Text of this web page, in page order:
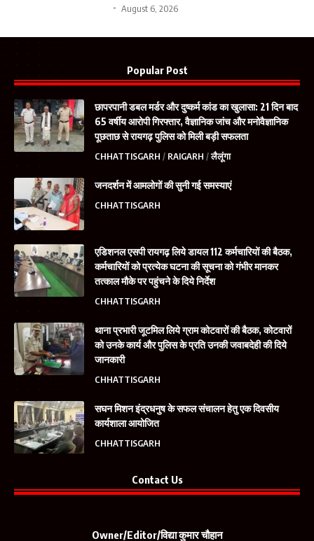
August 6, 2026
Popular Post
छापरपानी डबल मर्डर और दुष्कर्म कांड का खुलासा: 21 दिन बाद
65 वर्षीय आरोपी गिरफ्तार, वैज्ञानिक जांच और मनोवैज्ञानिक
पूछताछ से रायगढ़ पुलिस को मिली बड़ी सफलता
CHHATTISGARH RAIGARH लैलूंगा
जनदर्शन में आमलोगों की सुनी गई समस्याएं
CHHATTISGARH
एडिशनल एसपी रायगढ़ लिये डायल 112 कर्मचारियों की बैठक,
कर्मचारियों को प्रत्येक घटना की सूचना को गंभीर मानकर
तत्काल मौके पर पहुंचने के दिये निर्देश
CHHATTISGARH
थाना प्रभारी जूटमिल लिये ग्राम कोटवारों की बैठक, कोटवारों
को उनके कार्य और पुलिस के प्रति उनकी जवाबदेही की दिये
जानकारी
CHHATTISGARH
सघन मिशन इंद्रधनुष के सफल संचालन हेतु एक दिवसीय
कार्यशाला आयोजित
CHHATTISGARH
Contact Us
Owner/Editor/विद्या कुमार चौहान